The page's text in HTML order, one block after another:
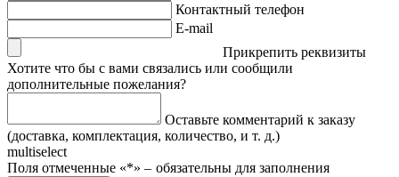
Контактный телефон
E-mail
Прикрепить реквизиты
Хотите что бы с вами связались или сообщили
дополнительные пожелания?
Оставьте комментарий к заказу
(доставка, комплектация, количество, и т. д.)
multiselect
Поля отмеченные «*» ‒ обязательны для заполнения